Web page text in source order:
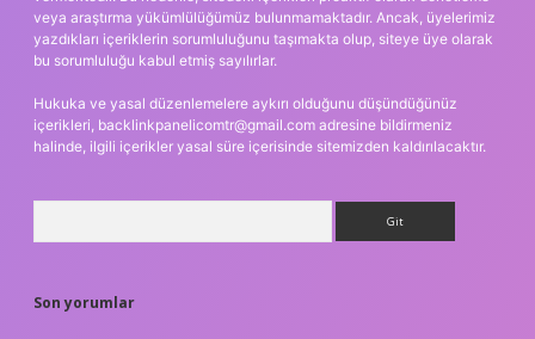
veya araştırma yükümlülüğümüz bulunmamaktadır. Ancak, üyelerimiz
yazdıkları içeriklerin sorumluluğunu taşımakta olup, siteye üye olarak
bu sorumluluğu kabul etmiş sayılırlar.
Hukuka ve yasal düzenlemelere aykırı olduğunu düşündüğünüz
içerikleri, backlinkpanelicomtr@gmail.com adresine bildirmeniz
halinde, ilgili içerikler yasal süre içerisinde sitemizden kaldırılacaktır.
Son yorumlar